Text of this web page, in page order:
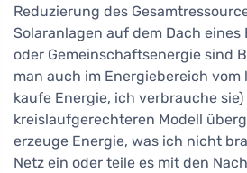
Reduzierung des
Solaranlagen auf dem Dach
oder Gemeinschaftsenergie sind
man auch im Energiebereich vom
kaufe Energie, ich verbrauche sie)
kreislaufgerechteren Modell
erzeuge Energie, was ich nicht
Netz ein oder teile es mit den